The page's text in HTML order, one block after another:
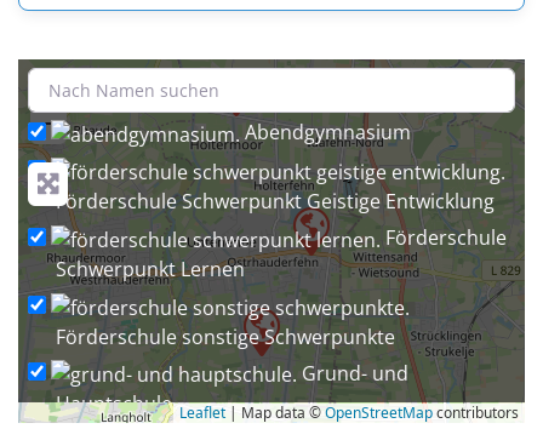
+
−
Leaflet | Map data ©OpenStreetMapcontributors
Abendgymnasium
Förderschule Schwerpunkt Geistige Entwicklung
Förderschule
Schwerpunkt Lernen
Förderschule sonstige Schwerpunkte
Grund- und
Hauptschule